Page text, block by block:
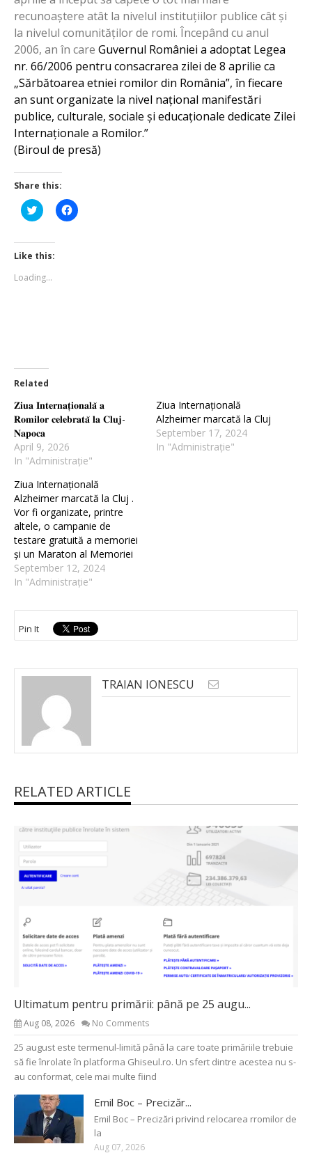
recunoaștere atât la nivelul instituțiilor publice cât și
la nivelul comunităților de romi. Începând cu anul
2006, an în care Guvernul României a adoptat Legea
nr. 66/2006 pentru consacrarea zilei de 8 aprilie ca
„Sărbătoarea etniei romilor din România”, în fiecare
an sunt organizate la nivel național manifestări
publice, culturale, sociale și educaționale dedicate Zilei
Internaționale a Romilor.”
(Biroul de presă)
Share this:
Click
to
Twitter
(Opens
in
window)
Click
to
Like this:
Loading...
Related
𝐙𝐢𝐮𝐚 𝐈𝐧𝐭𝐞𝐫𝐧𝐚𝐭̦𝐢𝐨𝐧𝐚𝐥𝐚̆ 𝐚
𝐑𝐨𝐦𝐢𝐥𝐨𝐫 𝐜𝐞𝐥𝐞𝐛𝐫𝐚𝐭𝐚̆ 𝐥𝐚 𝐂𝐥𝐮𝐣-
𝐍𝐚𝐩𝐨𝐜𝐚
April 9, 2026
In "Administrație"
Ziua Internațională
Alzheimer marcată la Cluj
September 17, 2024
In "Administrație"
Ziua Internațională
Alzheimer marcată la Cluj .
Vor fi organizate, printre
altele, o campanie de
testare gratuită a memoriei
și un Maraton al Memoriei
September 12, 2024
In "Administrație"
Pin It
TRAIAN IONESCU
RELATED ARTICLE
Ultimatum pentru primării: până pe 25 augu...
Aug 08, 2026 No Comments
25 august este termenul-limită până la care toate primăriile trebuie
să fie înrolate în platforma Ghiseul.ro. Un sfert dintre acestea nu s-
au conformat, cele mai multe fiind
Emil Boc – Precizăr...
Emil Boc – Precizări privind relocarea rromilor de
la
Aug 07, 2026